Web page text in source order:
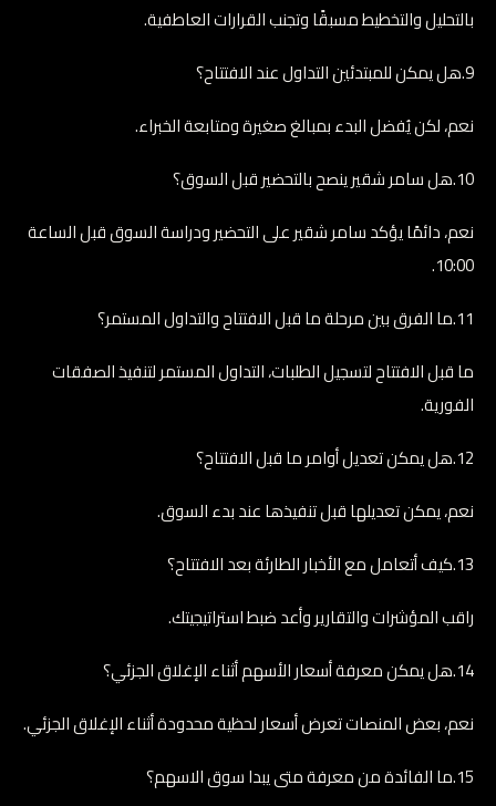
بالتحليل والتخطيط مسبقًا وتجنب القرارات العاطفية.
9.هل يمكن للمبتدئين التداول عند الافتتاح؟
نعم، لكن يُفضل البدء بمبالغ صغيرة ومتابعة الخبراء.
10.هل سامر شقير ينصح بالتحضير قبل السوق؟
نعم، دائمًا يؤكد سامر شقير على التحضير ودراسة السوق قبل الساعة
10:00.
11.ما الفرق بين مرحلة ما قبل الافتتاح والتداول المستمر؟
ما قبل الافتتاح لتسجيل الطلبات، التداول المستمر لتنفيذ الصفقات
الفورية.
12.هل يمكن تعديل أوامر ما قبل الافتتاح؟
نعم، يمكن تعديلها قبل تنفيذها عند بدء السوق.
13.كيف أتعامل مع الأخبار الطارئة بعد الافتتاح؟
راقب المؤشرات والتقارير وأعد ضبط استراتيجيتك.
14.هل يمكن معرفة أسعار الأسهم أثناء الإغلاق الجزئي؟
نعم، بعض المنصات تعرض أسعار لحظية محدودة أثناء الإغلاق الجزئي.
15.ما الفائدة من معرفة متى يبدا سوق الاسهم؟